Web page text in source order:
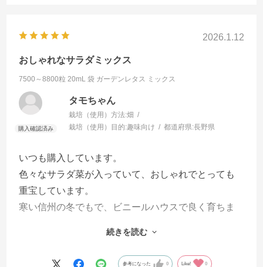
2026.1.12
おしゃれなサラダミックス
7500～8800粒 20mL 袋 ガーデンレタス ミックス
タモちゃん
栽培（使用）方法:畑
栽培（使用）目的:趣味向け 都道府県:長野県
いつも購入しています。
色々なサラダ菜が入っていて、おしゃれでとっても
重宝しています。
寒い信州の冬でもで、ビニールハウスで良く育ちま
とってもうれしいです。
続きを読む
参考になった 0 Like! 0